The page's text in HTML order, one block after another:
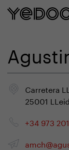
Carretera
25001
+34 973